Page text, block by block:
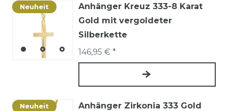
Neuheit
Anhänger Kreuz 333-8 Karat
Gold mit vergoldeter
Silberkette
146,95 € *
Neuheit
Anhänger Zirkonia 333 Gold